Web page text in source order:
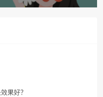
解这9个重要的穴位！
果好？